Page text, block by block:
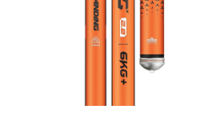
Mohosz Versenynaptár 2025